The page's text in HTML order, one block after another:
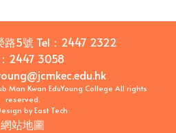
路5號 Tel： 2447 2322
2447 3058
Man Kwan EduYoung College All rights
reserved.
byEast Tech
網站地圖